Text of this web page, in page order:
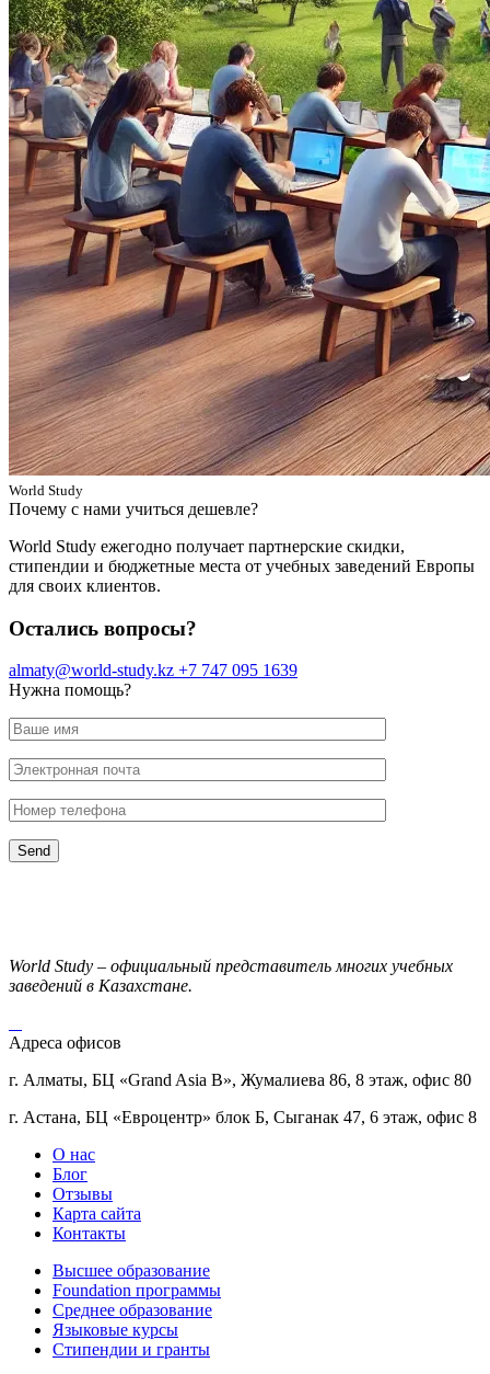
World Study
Почему с нами учиться дешевле?
World Study ежегодно получает партнерские скидки,
стипендии и бюджетные места от учебных заведений Европы
для своих клиентов.
Остались вопросы?
almaty@world-study.kz +7 747 095 1639
Нужна помощь?
World Study – официальный представитель многих учебных
заведений в Казахстане.
Адреса офисов
г. Алматы, БЦ «Grand Asia B», Жумалиева 86, 8 этаж, офис 80
г. Астана, БЦ «Евроцентр» блок Б, Сыганак 47, 6 этаж, офис 8
О нас
Блог
Отзывы
Карта сайта
Контакты
Высшее образование
Foundation программы
Среднее образование
Языковые курсы
Стипендии и гранты